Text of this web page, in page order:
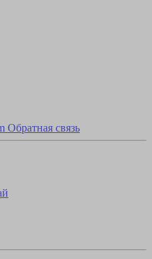
Обратная связь